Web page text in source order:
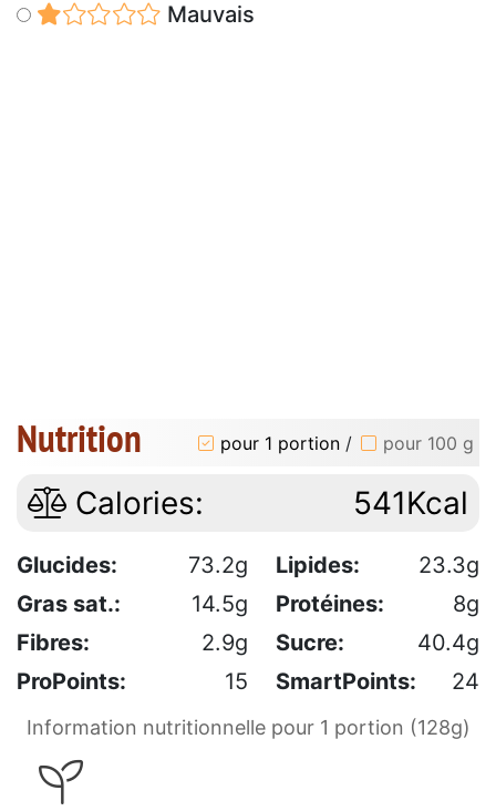
Mauvais
Nutrition pour 1 portion / pour 100 g
Calories: 541Kcal
Glucides: 73.2g Lipides:
23.3g
Gras sat.:
14.5g Protéines:
8g
Fibres:
2.9g Sucre:
40.4g
ProPoints:
15 SmartPoints: 24
Information nutritionnelle pour 1 portion (128g)